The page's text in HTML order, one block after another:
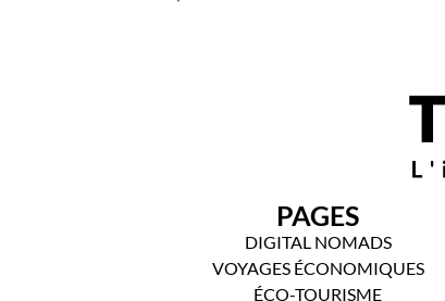
PAGES
DIGITAL NOMADS
VOYAGES ÉCONOMIQUES
ÉCO-TOURISME